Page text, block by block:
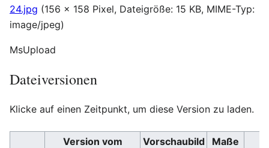
24.jpg (156 × 158 Pixel, Dateigröße: 15 KB, MIME-Typ:
image/jpeg)
MsUpload
Dateiversionen
Klicke auf einen Zeitpunkt, um diese Version zu laden.
Version vom Vorschaubild
Maße